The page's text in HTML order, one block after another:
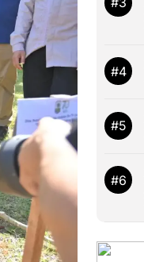
#4
#5
#6